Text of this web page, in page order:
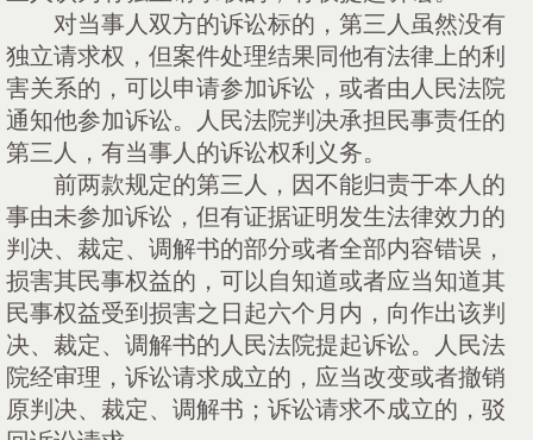
对当事人双方的诉讼标的，第三人虽然没有
独立请求权，但案件处理结果同他有法律上的利
害关系的，可以申请参加诉讼，或者由人民法院
通知他参加诉讼。人民法院判决承担民事责任的
第三人，有当事人的诉讼权利义务。
前两款规定的第三人，因不能归责于本人的
事由未参加诉讼，但有证据证明发生法律效力的
判决、裁定、调解书的部分或者全部内容错误，
损害其民事权益的，可以自知道或者应当知道其
民事权益受到损害之日起六个月内，向作出该判
决、裁定、调解书的人民法院提起诉讼。人民法
院经审理，诉讼请求成立的，应当改变或者撤销
原判决、裁定、调解书；诉讼请求不成立的，驳